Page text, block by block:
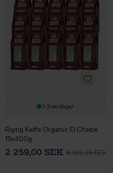
1-3 vardagar
Rigtig Kaffe Organic El Chebe
15x400g
2 259,00 SEK 4 199,25 SEK